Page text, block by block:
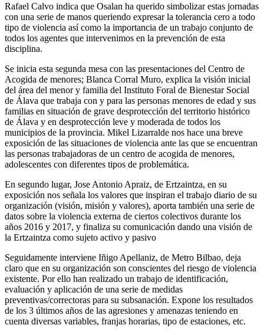
Rafael Calvo indica que Osalan ha querido simbolizar estas jornadas
con una serie de manos queriendo expresar la tolerancia cero a todo
tipo de violencia así como la importancia de un trabajo conjunto de
todos los agentes que intervenimos en la prevención de esta
disciplina.
Se inicia esta segunda mesa con las presentaciones del Centro de
Acogida de menores; Blanca Corral Muro, explica la visión inicial
del área del menor y familia del Instituto Foral de Bienestar Social
de Álava que trabaja con y para las personas menores de edad y sus
familias en situación de grave desprotección del territorio histórico
de Álava y en desprotección leve y moderada de todos los
municipios de la provincia. Mikel Lizarralde nos hace una breve
exposición de las situaciones de violencia ante las que se encuentran
las personas trabajadoras de un centro de acogida de menores,
adolescentes con diferentes tipos de problemática.
En segundo lugar, Jose Antonio Apraiz, de Ertzaintza, en su
exposición nos señala los valores que inspiran el trabajo diario de su
organización (visión, misión y valores), aporta también una serie de
datos sobre la violencia externa de ciertos colectivos durante los
años 2016 y 2017, y finaliza su comunicación dando una visión de
la Ertzaintza como sujeto activo y pasivo
Seguidamente interviene Iñigo Apellaniz, de Metro Bilbao, deja
claro que en su organización son conscientes del riesgo de violencia
existente. Por ello han realizado un trabajo de identificación,
evaluación y aplicación de una serie de medidas
preventivas/correctoras para su subsanación. Expone los resultados
de los 3 últimos años de las agresiones y amenazas teniendo en
cuenta diversas variables, franjas horarias, tipo de estaciones, etc.